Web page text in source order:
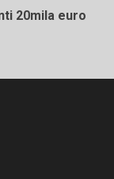
20mila euro